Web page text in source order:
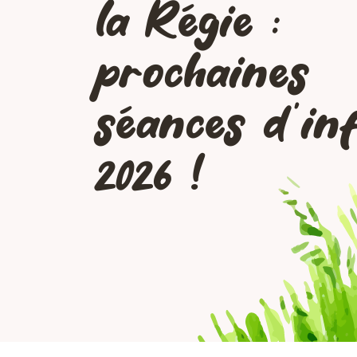
la Régie :
prochaines
séances
2026 !